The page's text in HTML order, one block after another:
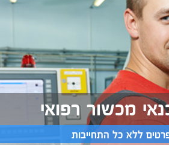
מכשור רפואי
ללא כל התחייבות